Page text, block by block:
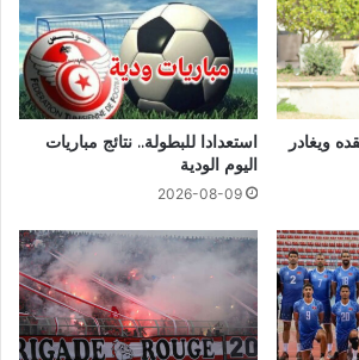
ويغادر
استعدادا للبطولة.. نتائج مباريات
اليوم الودية
2026-08-09